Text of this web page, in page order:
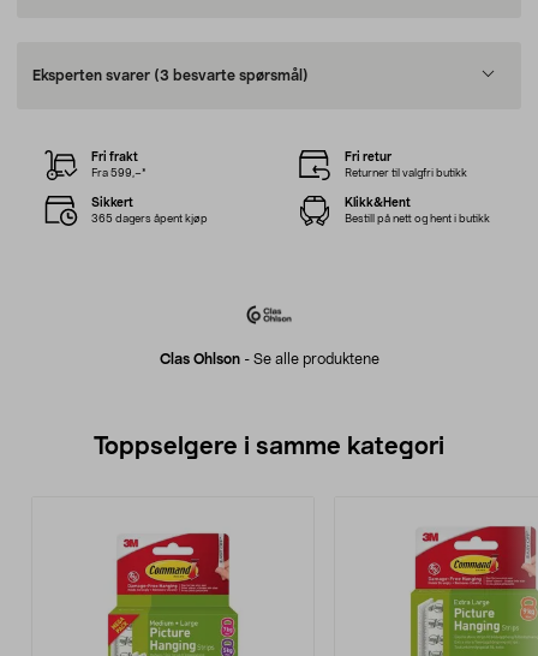
Eksperten svarer (3 besvarte spørsmål)
Clas Ohlson- Se alle produktene
Fri frakt
Fra 599,–*
Fri retur
Returner til valgfri butikk
Sikkert
365 dagers åpent kjøp
Klikk&Hent
Bestill på nett og hent i butikk
Toppselgere i samme kategori